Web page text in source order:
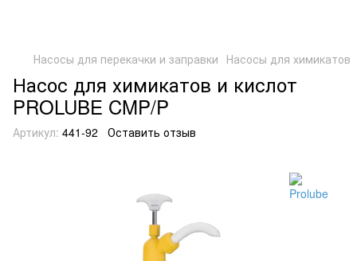
Насосы для перекачки и заправки Насосы для химикатов
Насос для химикатов и кислот
PROLUBE CMP/P
Артикул: 441-92 Оставить отзыв